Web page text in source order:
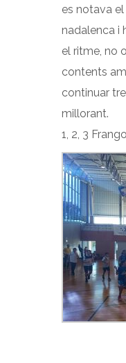
es notava
nadalenca i
el ritme, no
contents
continuar
millorant.
1, 2, 3